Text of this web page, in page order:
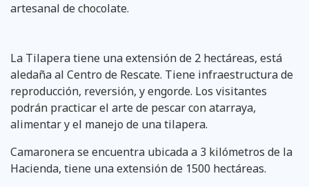
artesanal de chocolate.
La Tilapera tiene una extensión de 2 hectáreas, está
aledaña al Centro de Rescate. Tiene infraestructura de
reproducción, reversión, y engorde. Los visitantes
podrán practicar el arte de pescar con atarraya,
alimentar y el manejo de una tilapera.
Camaronera se encuentra ubicada a 3 kilómetros de la
Hacienda, tiene una extensión de 1500 hectáreas.